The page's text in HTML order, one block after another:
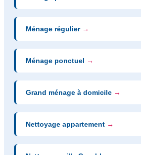
Ménage régulier →
Ménage ponctuel →
Grand ménage à domicile →
Nettoyage appartement →